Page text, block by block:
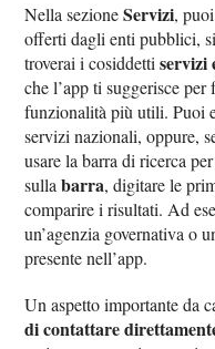
Nella sezioneServizi,
offerti dagli enti pubblici,
troverai i cosiddettiservizi
che l’app ti suggerisce
funzionalità più utili. Puoi
servizi nazionali, oppure,
usare la barra di ricerca
sullabarra, digitare le
comparire i risultati. Ad
un’agenzia governativa o
presente nell’app.
Un aspetto importante da
di contattare